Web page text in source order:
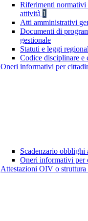
Riferimenti normativi
attività 1
Atti amministrativi
Documenti di
gestionale
Statuti e leggi
Codice disciplinare e
Oneri informativi per
Scadenzario obblighi
Oneri informativi per
Attestazioni OIV o struttura